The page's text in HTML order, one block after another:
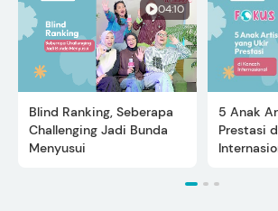
04:10
Blind Ranking, Seberapa
Challenging Jadi Bunda
Menyusui
5 Anak
Prestasi